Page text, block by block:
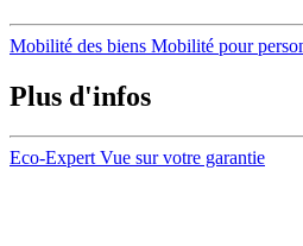
Mobilité des biens Mobilité pour
Plus d'infos
Eco-Expert Vue sur votre garantie